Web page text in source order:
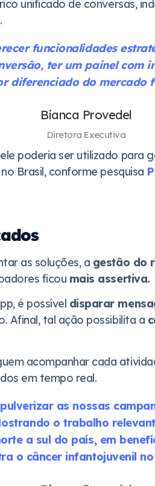
unificado de conversas,
funcionalidades
ter um painel com
diferenciado do mercado
Bianca Provedel
Diretora Executiva
poderia ser utilizado para
Brasil, conforme pesquisa
as soluções, a gestão do
ficou mais assertiva.
é possível disparar
Afinal, tal ação possibilita a
acompanhar cada
em tempo real.
as nossas
o trabalho
a sul do país, em
o câncer infantojuvenil